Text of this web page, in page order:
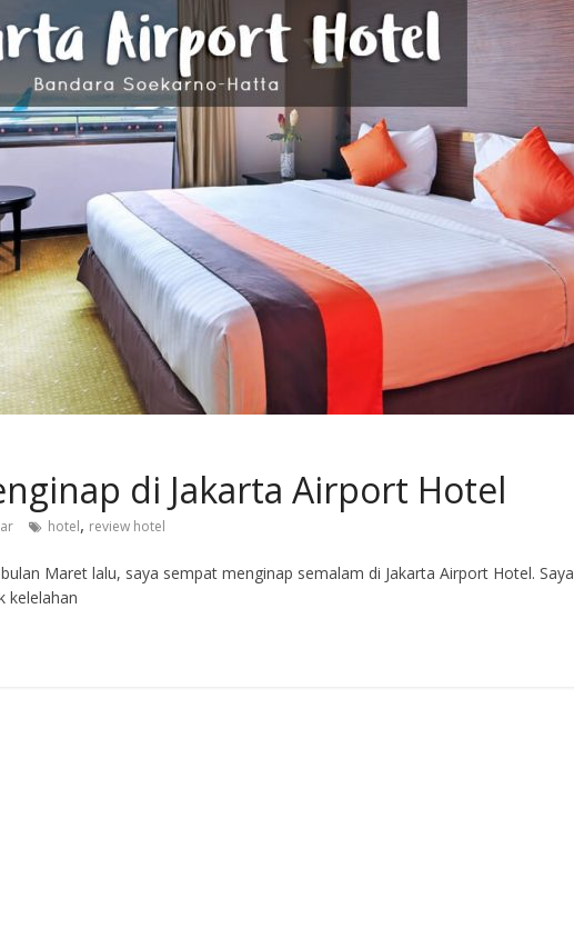
di Jakarta Airport Hotel
hotel, review hotel
Maret lalu, saya sempat menginap semalam di Jakarta Airport Hotel. Saya
kelelahan